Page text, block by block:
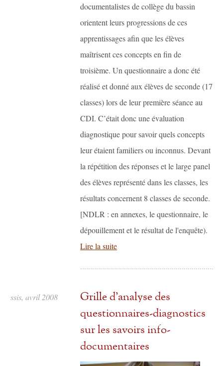
documentalistes de collège du bassin
orientent leurs progressions de ces
apprentissages afin que les élèves
maîtrisent ces concepts en fin de
troisième. Un questionnaire a donc été
réalisé et donné aux élèves de seconde (17
classes) lors de leur première séance au
CDI. C’était donc une évaluation
diagnostique pour savoir quels concepts
leur étaient familiers ou inconnus. Devant
la répétition des réponses et le large panel
des élèves représenté dans les classes, les
résultats concernent 8 classes de seconde.
[NDLR : en annexes, le questionnaire, le
dépouillement et le résultat de l'enquête).
Lire la suite
avril 2008
Grille d'analyse des
questionnaires-diagnostics
sur les savoirs info-
documentaires